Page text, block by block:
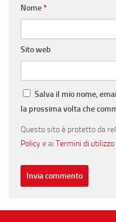
Nome*
Sito web
Salva il mio nome,
la prossima volta che
Questo sito è protetto da
Policye ai Termini di utilizzo